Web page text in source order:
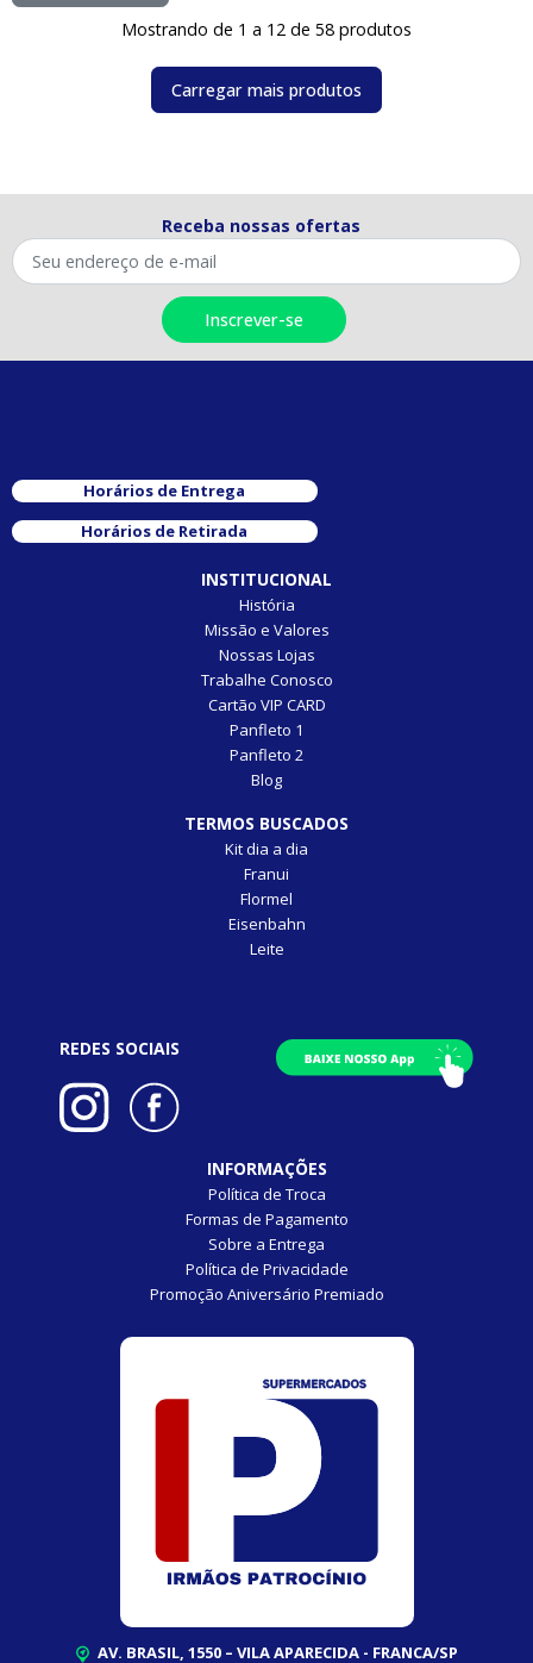
Mostrando de 1 a 12 de 58 produtos
Carregar mais produtos
Receba nossas ofertas
Horários de Entrega
Horários de Retirada
INSTITUCIONAL
História
Missão e Valores
Nossas Lojas
Trabalhe Conosco
Cartão VIP CARD
Panfleto 1
Panfleto 2
Blog
TERMOS BUSCADOS
Kit dia a dia
Franui
Flormel
Eisenbahn
Leite
REDES SOCIAIS
INFORMAÇÕES
Política de Troca
Formas de Pagamento
Sobre a Entrega
Política de Privacidade
Promoção Aniversário Premiado
AV. BRASIL, 1550 – VILA APARECIDA - FRANCA/SP